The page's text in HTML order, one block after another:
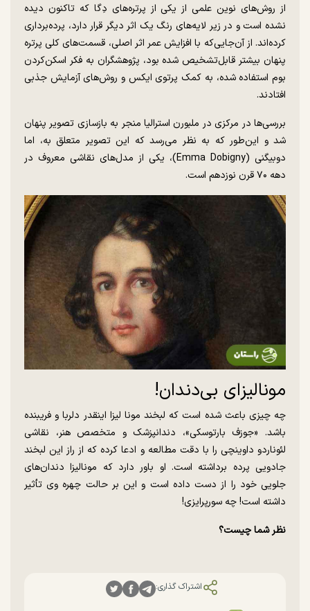
از روش‌های نوین علمی از یکی از پرتره‌های دِگا که تاکنون دیده
نشده است و در زیر لایه‌های رنگ یک اثر دیگر قرار دارد، پرده‌برداری
کرده‌اند. از آن‌جایی‌که با افزایش عمر اثر اصلی، قسمت‌های کلی پرتره
پنهان بیشتر قابل‌تشخیص شده بود، پژوهشگران به فکر اسکن‌کردن
بوم استفاده شده، به کمک پرتوی ایکس و روش‌های آزمایش جذبی
افتادند.
بررسی‌ها در مرکزی در ملبورن استرالیا منجر به بازسازی تصویر پنهان
شد و این‌طور که به نظر می‌رسد که این تصویر متعلق به، اما
دوبیگنی (Emma Dobigny)، یکی از مدل‌های نقاشی معروف در
دهه ۷۰ قرن نوزدهم است.
مونالیزای بی‌دندان!
چه چیزی باعث شده است که لبخند مونا لیزا اینقدر دلربا و فریبنده
باشد. «جوزف بارتوسکی»، دندانپزشک و متخصص هنر، نقاشی
لئوناردو داوینچی را با دقت مطالعه و ادعا کرده که از راز این لبخند
جادویی پرده برداشته است. او باور دارد که مونالیزا دندان‌های
جلویی خود را از دست داده است و این بر حالت چهره وی تأثیر
داشته است! چه سورپرایزی!
نظر شما چیست؟
اشتراک گذاری: